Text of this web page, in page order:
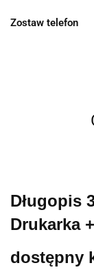
Zostaw telefon
Długopis
Drukarka
dostępny